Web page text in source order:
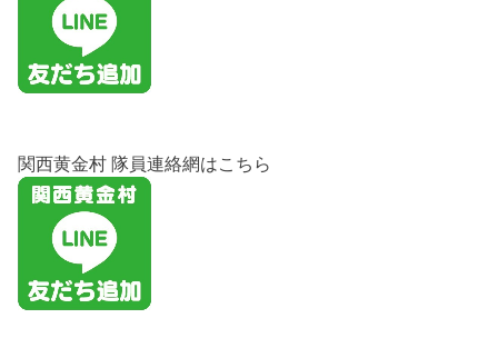
関西黄金村 隊員連絡網はこちら